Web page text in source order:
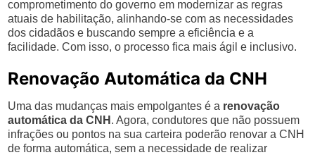
comprometimento do governo em modernizar as regras
atuais de habilitação, alinhando-se com as necessidades
dos cidadãos e buscando sempre a eficiência e a
facilidade. Com isso, o processo fica mais ágil e inclusivo.
Renovação Automática da CNH
Uma das mudanças mais empolgantes é a renovação
automática da CNH . Agora, condutores que não possuem
infrações ou pontos na sua carteira poderão renovar a CNH
de forma automática, sem a necessidade de realizar